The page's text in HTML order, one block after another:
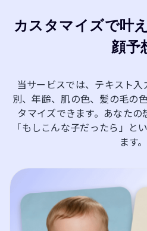
カスタマイズで叶
顔予
当サービスでは、テキスト
別、年齢、肌の色、髪の毛の
タマイズできます。あなたの
「もしこんな子だったら」と
ます。